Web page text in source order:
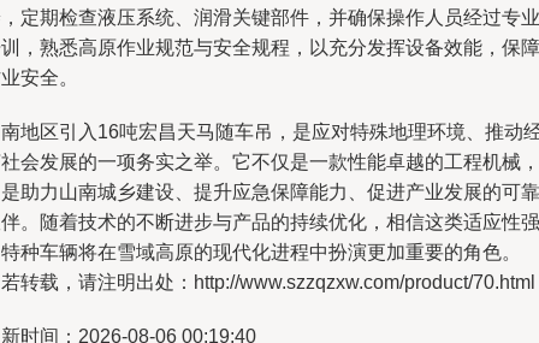
定期检查液压系统、润滑关键部件，并确保操作人员经过专业
，熟悉高原作业规范与安全规程，以充分发挥设备效能，保障
安全。
地区引入16吨宏昌天马随车吊，是应对特殊地理环境、推动
会发展的一项务实之举。它不仅是一款性能卓越的工程机械，
助力山南城乡建设、提升应急保障能力、促进产业发展的可靠
。随着技术的不断进步与产品的持续优化，相信这类适应性强
种车辆将在雪域高原的现代化进程中扮演更加重要的角色。
转载，请注明出处：http://www.szzqzxw.com/product/70.html
时间：2026-08-06 00:19:40